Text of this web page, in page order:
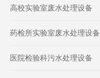
高校实验室废水处理设备
药检所实验室废水处理设备
医院检验科污水处理设备